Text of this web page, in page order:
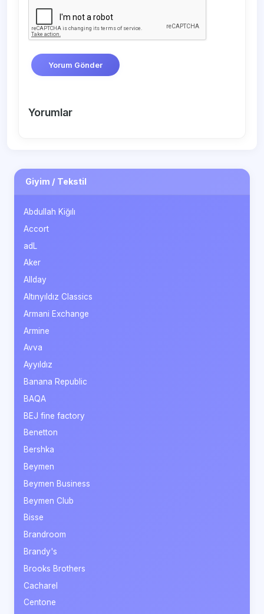
Yorum Gönder
Yorumlar
Giyim / Tekstil
Abdullah Kiğılı
Accort
adL
Aker
Allday
Altınyıldız Classics
Armani Exchange
Armine
Avva
Ayyıldız
Banana Republic
BAQA
BEJ fine factory
Benetton
Bershka
Beymen
Beymen Business
Beymen Club
Bisse
Brandroom
Brandy's
Brooks Brothers
Cacharel
Centone